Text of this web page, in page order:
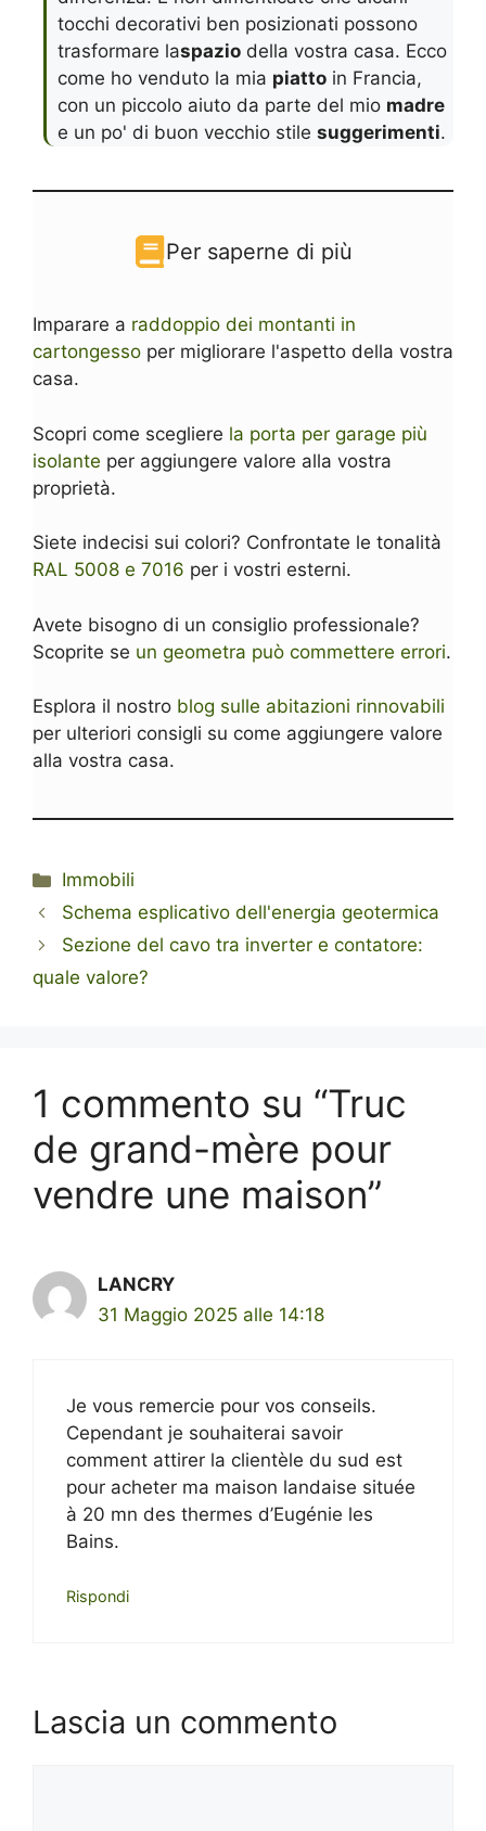
tocchi decorativi ben posizionati possono
trasformare laspazio della vostra casa. Ecco
come ho venduto la mia piatto in Francia,
con un piccolo aiuto da parte del mio madre
e un po' di buon vecchio stile suggerimenti.
Per saperne di più
Imparare a raddoppio dei montanti in
cartongesso per migliorare l'aspetto della vostra
casa.
Scopri come scegliere la porta per garage più
isolante per aggiungere valore alla vostra
proprietà.
Siete indecisi sui colori? Confrontate le tonalità
RAL 5008 e 7016 per i vostri esterni.
Avete bisogno di un consiglio professionale?
Scoprite se un geometra può commettere errori.
Esplora il nostro blog sulle abitazioni rinnovabili
per ulteriori consigli su come aggiungere valore
alla vostra casa.
Categorie
Immobili
Schema esplicativo dell'energia geotermica
Sezione del cavo tra inverter e contatore:
quale valore?
1 commento su “Truc
de grand-mère pour
vendre une maison”
LANCRY
31 Maggio 2025 alle 14:18
Je vous remercie pour vos conseils.
Cependant je souhaiterai savoir
comment attirer la clientèle du sud est
pour acheter ma maison landaise située
à 20 mn des thermes d’Eugénie les
Bains.
Rispondi
Lascia un commento